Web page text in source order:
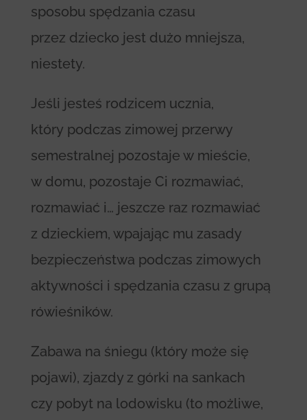
sposobu spędzania czasu
przez dziecko jest dużo mniejsza,
niestety.
Jeśli jesteś rodzicem ucznia,
który podczas zimowej przerwy
semestralnej pozostaje w mieście,
w domu, pozostaje Ci rozmawiać,
rozmawiać i… jeszcze raz rozmawiać
z dzieckiem, wpajając mu zasady
bezpieczeństwa podczas zimowych
aktywności i spędzania czasu z grupą
rówieśników.
Zabawa na śniegu (który może się
pojawi), zjazdy z górki na sankach
czy pobyt na lodowisku (to możliwe,